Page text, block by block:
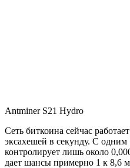
Antminer S21 Hydro
Сеть биткоина сейчас
эксахешей в секунду. С
контролирует лишь около
дает шансы примерно 1 к 8,6